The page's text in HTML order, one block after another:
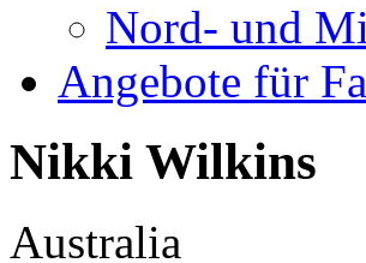
Nord- und
Angebote für
Nikki Wilkins
Australia